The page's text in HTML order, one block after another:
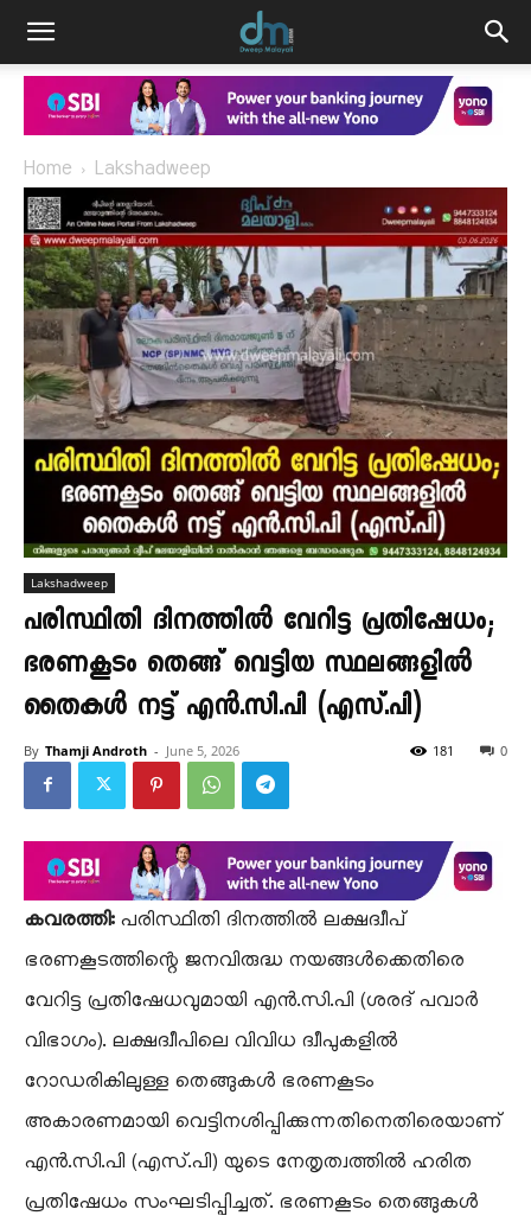
Home Lakshadweep
Lakshadweep
പരിസ്ഥിതി ദിനത്തിൽ വേറിട്ട പ്രതിഷേധം;
ഭരണകൂടം തെങ്ങ് വെട്ടിയ സ്ഥലങ്ങളിൽ
തൈകൾ നട്ട് എൻ.സി.പി (എസ്.പി)
By Thamji Androth - June 5, 2026 0
181
കവരത്തി:പരിസ്ഥിതി ദിനത്തിൽ ലക്ഷദ്വീപ്
ഭരണകൂടത്തിന്റെ ജനവിരുദ്ധ നയങ്ങൾക്കെതിരെ
വേറിട്ട പ്രതിഷേധവുമായി എൻ.സി.പി (ശരദ് പവാർ
വിഭാഗം). ലക്ഷദ്വീപിലെ വിവിധ ദ്വീപുകളിൽ
റോഡരികിലുള്ള തെങ്ങുകൾ ഭരണകൂടം
അകാരണമായി വെട്ടിനശിപ്പിക്കുന്നതിനെതിരെയാണ്
എൻ.സി.പി (എസ്.പി) യുടെ നേതൃത്വത്തിൽ ഹരിത
പ്രതിഷേധം സംഘടിപ്പിച്ചത്. ഭരണകൂടം തെങ്ങുകൾ